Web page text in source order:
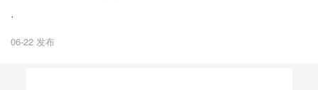
·
06-22 发布